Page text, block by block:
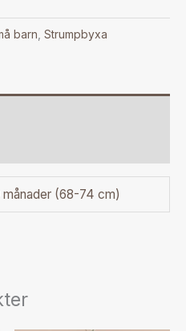
barn Strumpbyxa
(68-74 cm)